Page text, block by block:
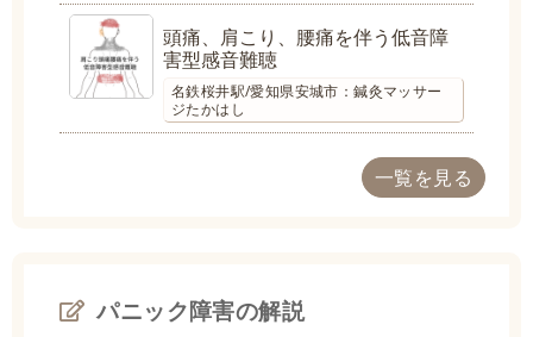
頭痛、肩こり、腰痛を伴う低音障
害型感音難聴
名鉄桜井駅/愛知県安城市：鍼灸マッサー
ジたかはし
一覧を見る
パニック障害の解説